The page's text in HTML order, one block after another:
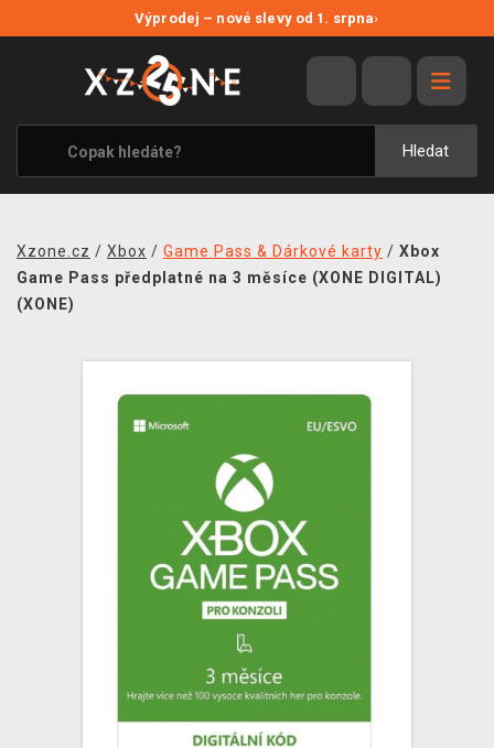
Výprodej – nové slevy od 1. srpna›
Hledat
VÝPRODEJ
VIDEOHRY
XZONE ORIGINALS
TÉMATIKY
MERCHANDISE
TCG & BOARDGAME HUB
VÝKUP HER (BAZAR)
Xzone.cz / Xbox / Game Pass & Dárkové karty / Xbox
Game Pass předplatné na 3 měsíce (XONE DIGITAL)
(XONE)